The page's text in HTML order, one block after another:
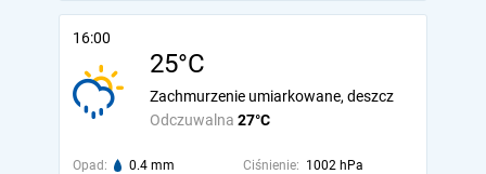
16:00
25°C
Odczuwalna 27°C
Zachmurzenie umiarkowane, deszcz
Opad: 0.4 mm Ciśnienie: 1002 hPa